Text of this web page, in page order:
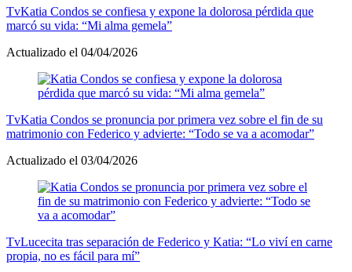
TvKatia Condos se confiesa y expone la dolorosa pérdida que
marcó su vida: “Mi alma gemela”
Actualizado el 04/04/2026
TvKatia Condos se pronuncia por primera vez sobre el fin de su
matrimonio con Federico y advierte: “Todo se va a acomodar”
Actualizado el 03/04/2026
TvLucecita tras separación de Federico y Katia: “Lo viví en carne
propia, no es fácil para mí”